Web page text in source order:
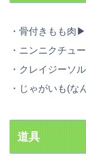
・骨付きもも肉
・ニンニクチュ
・クレイジーソ
・じゃがいも(
道具